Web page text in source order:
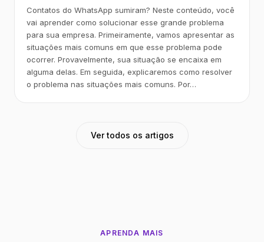
Contatos do WhatsApp sumiram? Neste conteúdo, você
vai aprender como solucionar esse grande problema
para sua empresa. Primeiramente, vamos apresentar as
situações mais comuns em que esse problema pode
ocorrer. Provavelmente, sua situação se encaixa em
alguma delas. Em seguida, explicaremos como resolver
o problema nas situações mais comuns. Por…
Ver todos os artigos
APRENDA MAIS